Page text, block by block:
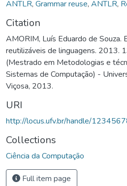
ANTLR, Grammar reuse, ANTLR,
Citation
AMORIM, Luís Eduardo de Souza.
reutilizáveis de linguagens. 2013.
(Mestrado em Metodologias e
Sistemas de Computação) -
Viçosa, 2013.
URI
http://locus.ufv.br/handle/
Collections
Ciência da Computação
Full item page